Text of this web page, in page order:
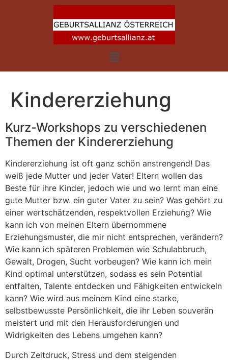
Kindererziehung
Kurz-Workshops zu verschiedenen
Themen der Kindererziehung
Kindererziehung ist oft ganz schön anstrengend! Das
weiß jede Mutter und jeder Vater! Eltern wollen das
Beste für ihre Kinder, jedoch wie und wo lernt man eine
gute Mutter bzw. ein guter Vater zu sein? Was gehört zu
einer wertschätzenden, respektvollen Erziehung? Wie
kann ich von meinen Eltern übernommene
Erziehungsmuster, die mir nicht entsprechen, verändern?
Wie kann ich späteren Problemen wie Schulabbruch,
Gewalt, Drogen, Sucht vorbeugen? Wie kann ich mein
Kind optimal unterstützen, sodass es sein Potential
entfalten, Talente entdecken und Fähigkeiten entwickeln
kann? Wie wird aus meinem Kind eine starke,
selbstbewusste Persönlichkeit, die ihr Leben souverän
meistert und mit den Herausforderungen und
Widrigkeiten des Lebens umgehen kann?
Durch Zeitdruck, Stress und dem steigenden